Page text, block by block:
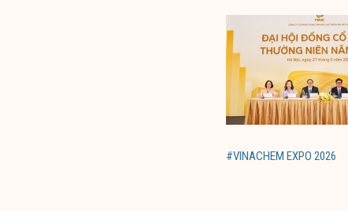
#VINACHEM EXPO 2026